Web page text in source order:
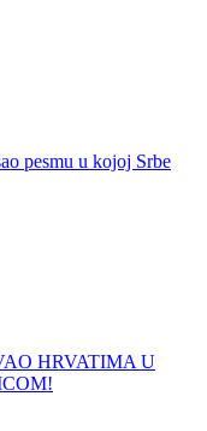
pesmu u kojoj Srbe
HRVATIMA U